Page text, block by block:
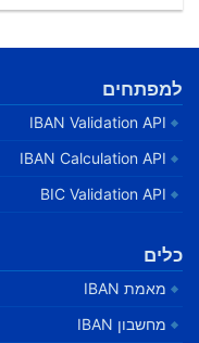
למפתחים
IBAN Validation API
IBAN Calculation API
BIC Validation API
כלים
מאמת IBAN
מחשבון IBAN